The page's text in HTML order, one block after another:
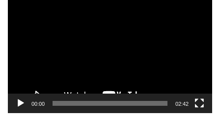
00:00 02:42